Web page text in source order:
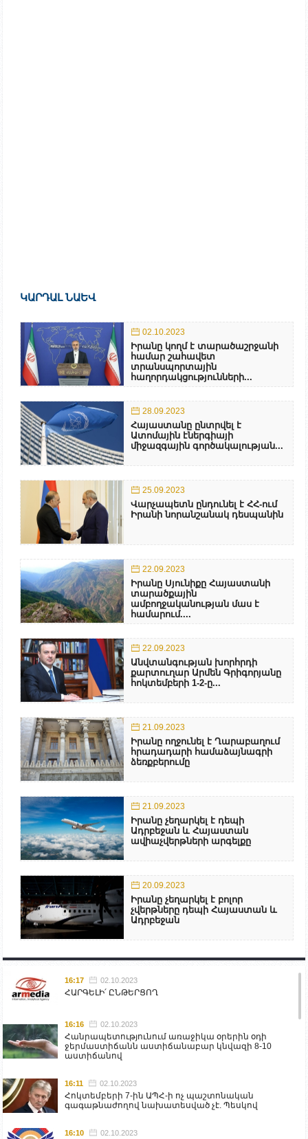
ԿԱՐԴԱԼ ՆԱԵՎ
02.10.2023
Իրանը կողմ է տարածաշրջանի
համար շահավետ
տրանսպորտային
հաղորդակցությունների...
28.09.2023
Հայաստանը ընտրվել է
Ատոմային էներգիայի
միջազգային գործակալության...
25.09.2023
Վարչապետն ընդունել է ՀՀ-ում
Իրանի նորանշանակ դեսպանին
22.09.2023
Իրանը Սյունիքը Հայաստանի
տարածքային
ամբողջականության մաս է
համարում....
22.09.2023
Անվտանգության խորհրդի
քարտուղար Արմեն Գրիգորյանը
հոկտեմբերի 1-2-ը...
21.09.2023
Իրանը ողջունել է Ղարաբաղում
հրադադարի համաձայնագրի
ձեռքբերումը
21.09.2023
Իրանը չեղարկել է դեպի
Ադրբեջան և Հայաստան
ավիաչվերթների արգելքը
20.09.2023
Իրանը չեղարկել է բոլոր
չվերթները դեպի Հայաստան և
Ադրբեջան
16:17 02.10.2023
ՀԱՐԳԵԼԻ՛ ԸՆԹԵՐՑՈՂ
16:16 02.10.2023
Հանրապետությունում առաջիկա օրերին օդի
ջերմաստիճանն աստիճանաբար կնվազի 8-10
աստիճանով
16:11 02.10.2023
Հոկտեմբերի 7-ին ԱՊՀ-ի ոչ պաշտոնական
գագաթնաժողով նախատեսված չէ. Պեսկով
16:10 02.10.2023